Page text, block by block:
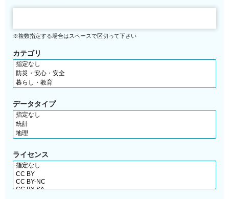
※複数指定する場合はスペースで区切って下さい
カテゴリ
データタイプ
ライセンス